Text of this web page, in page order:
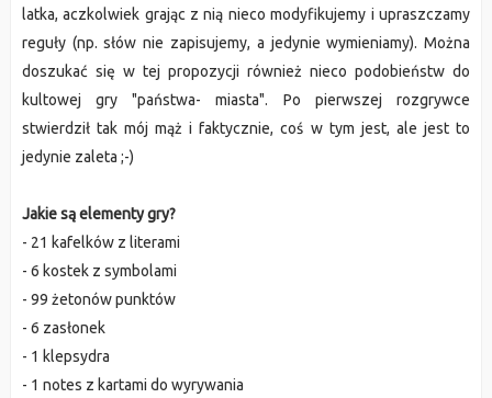
latka, aczkolwiek grając z nią nieco modyfikujemy i upraszczamy
reguły (np. słów nie zapisujemy, a jedynie wymieniamy). Można
doszukać się w tej propozycji również nieco podobieństw do
kultowej gry "państwa- miasta". Po pierwszej rozgrywce
stwierdził tak mój mąż i faktycznie, coś w tym jest, ale jest to
jedynie zaleta ;-)
Jakie są elementy gry?
- 21 kafelków z literami
- 6 kostek z symbolami
- 99 żetonów punktów
- 6 zasłonek
- 1 klepsydra
- 1 notes z kartami do wyrywania